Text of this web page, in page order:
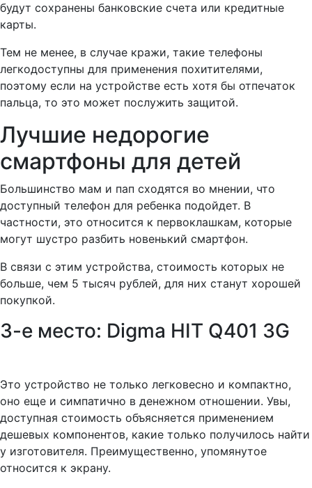
будут сохранены банковские счета или кредитные
карты.
Тем не менее, в случае кражи, такие телефоны
легкодоступны для применения похитителями,
поэтому если на устройстве есть хотя бы отпечаток
пальца, то это может послужить защитой.
Лучшие недорогие
смартфоны для детей
Большинство мам и пап сходятся во мнении, что
доступный телефон для ребенка подойдет. В
частности, это относится к первоклашкам, которые
могут шустро разбить новенький смартфон.
В связи с этим устройства, стоимость которых не
больше, чем 5 тысяч рублей, для них станут хорошей
покупкой.
3-е место: Digma HIT Q401 3G
Это устройство не только легковесно и компактно,
оно еще и симпатично в денежном отношении. Увы,
доступная стоимость объясняется применением
дешевых компонентов, какие только получилось найти
у изготовителя. Преимущественно, упомянутое
относится к экрану.